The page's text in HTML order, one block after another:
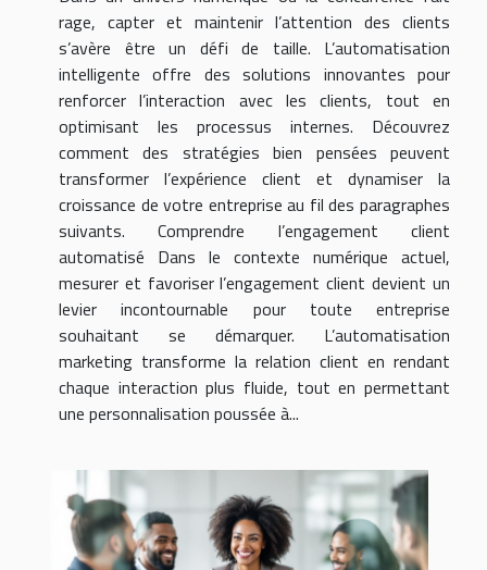
rage, capter et maintenir l’attention des clients
s’avère être un défi de taille. L’automatisation
intelligente offre des solutions innovantes pour
renforcer l’interaction avec les clients, tout en
optimisant les processus internes. Découvrez
comment des stratégies bien pensées peuvent
transformer l’expérience client et dynamiser la
croissance de votre entreprise au fil des paragraphes
suivants. Comprendre l’engagement client
automatisé Dans le contexte numérique actuel,
mesurer et favoriser l’engagement client devient un
levier incontournable pour toute entreprise
souhaitant se démarquer. L’automatisation
marketing transforme la relation client en rendant
chaque interaction plus fluide, tout en permettant
une personnalisation poussée à...